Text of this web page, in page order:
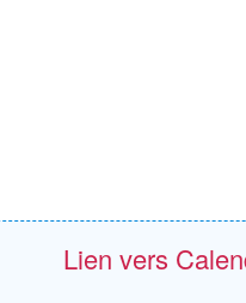
Lien vers